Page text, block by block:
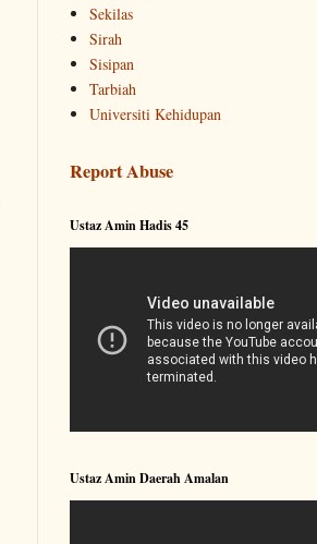
Sekilas
Sirah
Sisipan
Tarbiah
Universiti Kehidupan
Report Abuse
Ustaz Amin Hadis 45
Ustaz Amin Daerah Amalan